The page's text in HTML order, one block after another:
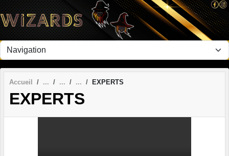
Accueil EXPERTS
EXPERTS
Panneau de gestion des cookies